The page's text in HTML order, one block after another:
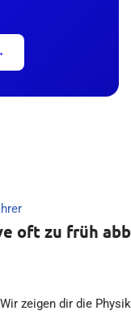
oft zu früh
zeigen dir die